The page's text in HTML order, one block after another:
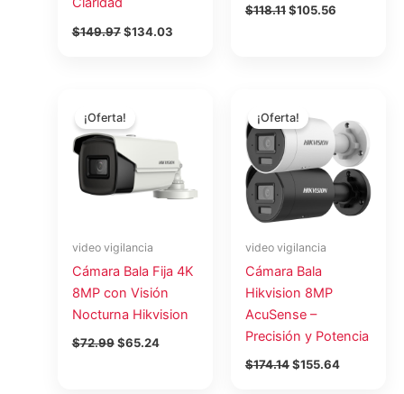
$149.97 $134.03
$118.11$105.56
¡Oferta!
video vigilancia
Cámara Bala Fija 4K
8MP con Visión
Nocturna Hikvision
$72.99
precio
original
era:
$72.99.
$65.24
es:
¡Oferta!
video vigilancia
Cámara Bala
Hikvision 8MP
AcuSense –
Precisión y Potencia
$174.14
precio
original
era:
$174.14.
$155.64
actual
es:
$155.64.